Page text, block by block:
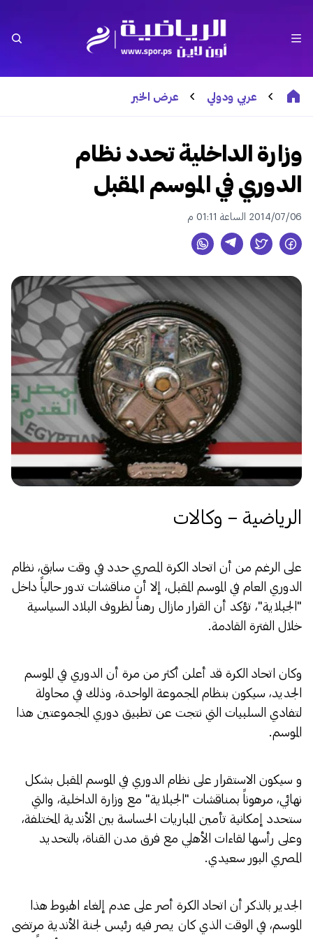
عربي ودولي عرض الخبر
وزارة الداخلية تحدد نظام
الدوري في الموسم المقبل
2014/07/06 الساعة 01:11 م
الرياضية – وكالات
على الرغم من أن اتحاد الكرة المصري حدد في وقت سابق، نظام
الدوري العام في الموسم المقبل، إلا أن مناقشات تدور حالياً داخل
"الجبلاية"، تؤكد أن القرار مازال رهناً لظروف البلاد السياسية
خلال الفترة القادمة.
وكان اتحاد الكرة قد أعلن أكثر من مرة أن الدوري في الموسم
الجديد، سيكون بنظام المجموعة الواحدة، وذلك في محاولة
لتفادي السلبيات التي نتجت عن تطبيق دوري المجموعتين هذا
الموسم.
و سيكون الاستقرار على نظام الدوري في الموسم المقبل بشكل
نهائي، مرهوناً بمناقشات "الجبلاية" مع وزارة الداخلية، والتي
ستحدد إمكانية تأمين المباريات الحساسة بين الأندية المختلفة،
وعلى رأسها لقاءات الأهلي مع فرق مدن القناة، بالتحديد
المصري البور سعيدي.
الجدير بالذكر أن اتحاد الكرة أصر على عدم إلغاء الهبوط هذا
الموسم، في الوقت الذي كان يصر فيه رئيس لجنة الأندية مرتضى